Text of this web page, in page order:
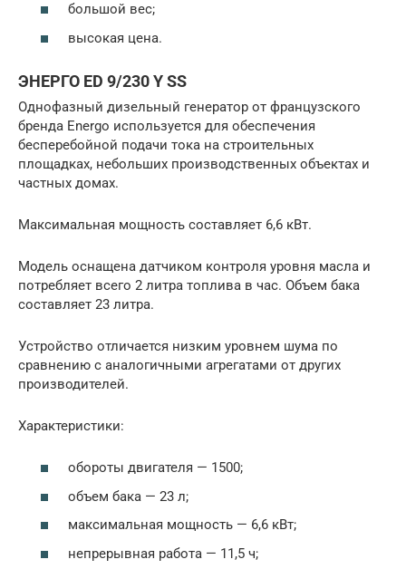
большой вес;
высокая цена.
ЭНЕРГО ED 9/230 Y SS
Однофазный дизельный генератор от французского
бренда Energo используется для обеспечения
бесперебойной подачи тока на строительных
площадках, небольших производственных объектах и
частных домах.
Максимальная мощность составляет 6,6 кВт.
Модель оснащена датчиком контроля уровня масла и
потребляет всего 2 литра топлива в час. Объем бака
составляет 23 литра.
Устройство отличается низким уровнем шума по
сравнению с аналогичными агрегатами от других
производителей.
Характеристики:
обороты двигателя — 1500;
объем бака — 23 л;
максимальная мощность — 6,6 кВт;
непрерывная работа — 11,5 ч;